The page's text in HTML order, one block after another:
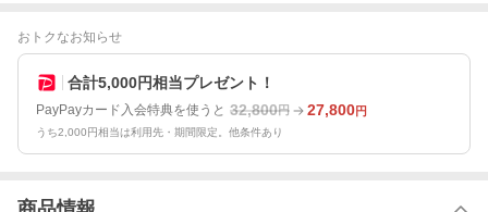
おトクなお知らせ
合計5,000円相当プレゼント！
PayPayカード入会特典を使うと 32,800円 27,800円
うち2,000円相当は利用先・期間限定。他条件あり